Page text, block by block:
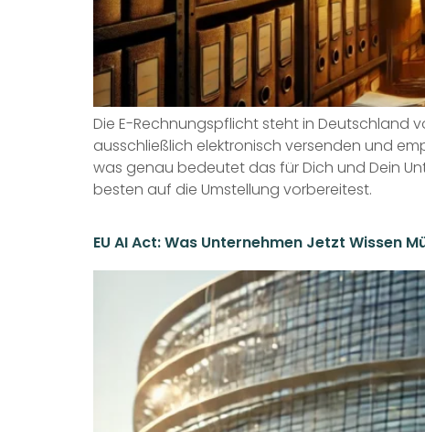
Die E-Rechnungspflicht steht in Deutschland
ausschließlich elektronisch versenden und
was genau bedeutet das für Dich und Dein
besten auf die Umstellung vorbereitest.
EU AI Act: Was Unternehmen Jetzt Wissen